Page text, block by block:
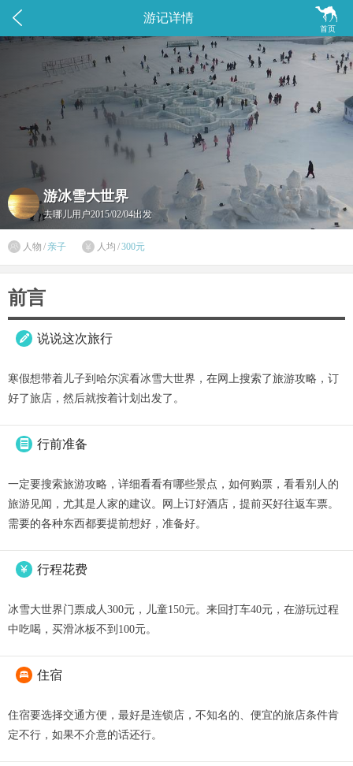
 
首页
游记详情
游冰雪大世界
去哪儿用户2015/02/04出发
 人物 /亲子  人均 /300元
前言
 说说这次旅行
寒假想带着儿子到哈尔滨看冰雪大世界，在网上搜索了旅游攻略，订
好了旅店，然后就按着计划出发了。
 行前准备
一定要搜索旅游攻略，详细看看有哪些景点，如何购票，看看别人的
旅游见闻，尤其是人家的建议。网上订好酒店，提前买好往返车票。
需要的各种东西都要提前想好，准备好。
 行程花费
冰雪大世界门票成人300元，儿童150元。来回打车40元，在游玩过程
中吃喝，买滑冰板不到100元。
 住宿
住宿要选择交通方便，最好是连锁店，不知名的、便宜的旅店条件肯
定不行，如果不介意的话还行。